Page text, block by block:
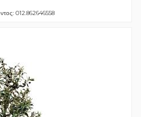
012.862646558